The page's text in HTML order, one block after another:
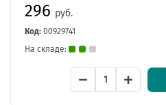
296 руб.
Код: 00929741
На складе: